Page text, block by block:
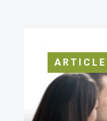
ARTICLE